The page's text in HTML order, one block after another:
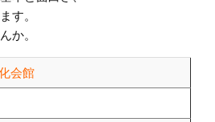
す。
か。
会館